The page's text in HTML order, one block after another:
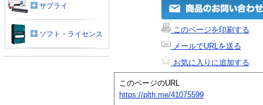
このページを印刷する
メールでURLを送る
お気に入りに追加する
このページのURL
https://plth.me/41075599
サプライ
ソフト・ライセンス